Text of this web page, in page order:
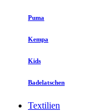
Puma
Kempa
Kids
Badelatschen
Textilien